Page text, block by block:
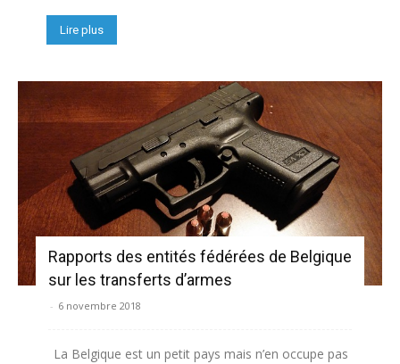
Lire plus
Rapports des entités fédérées de Belgique
sur les transferts d’armes
- 6 novembre 2018
La Belgique est un petit pays mais n’en occupe pas